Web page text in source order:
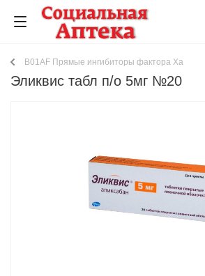
B01AF Прямые ингибиторы фактора Ха
Эликвис табл п/о 5мг №20